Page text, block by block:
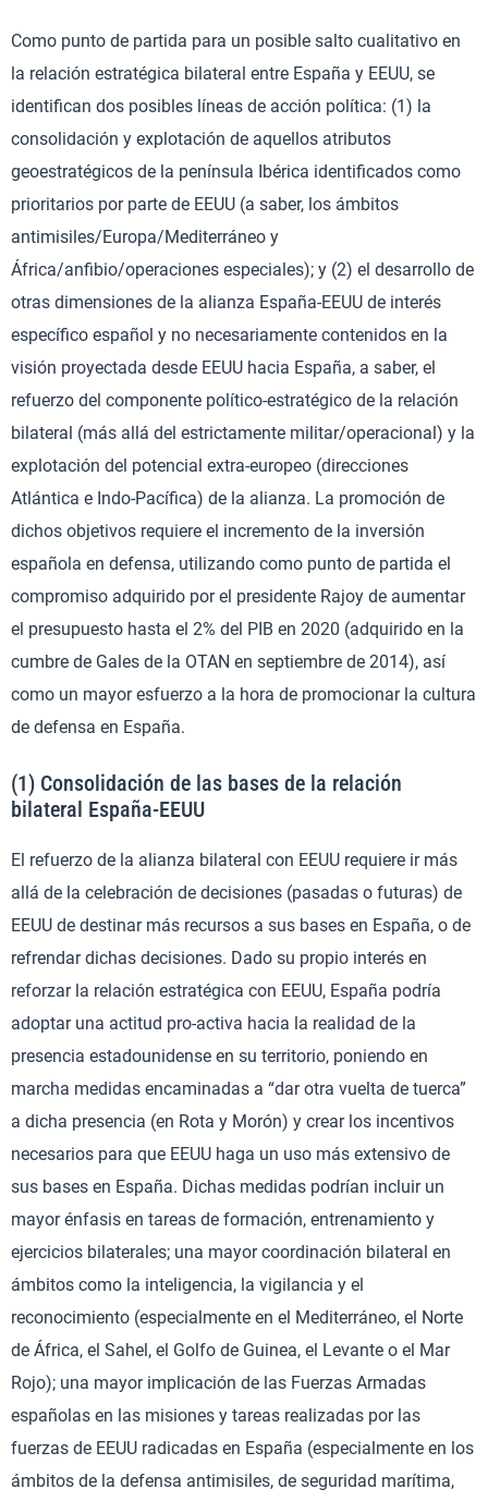
Como punto de partida para un posible salto cualitativo en
la relación estratégica bilateral entre España y EEUU, se
identifican dos posibles líneas de acción política: (1) la
consolidación y explotación de aquellos atributos
geoestratégicos de la península Ibérica identificados como
prioritarios por parte de EEUU (a saber, los ámbitos
antimisiles/Europa/Mediterráneo y
África/anfibio/operaciones especiales); y (2) el desarrollo de
otras dimensiones de la alianza España-EEUU de interés
específico español y no necesariamente contenidos en la
visión proyectada desde EEUU hacia España, a saber, el
refuerzo del componente político-estratégico de la relación
bilateral (más allá del estrictamente militar/operacional) y la
explotación del potencial extra-europeo (direcciones
Atlántica e Indo-Pacífica) de la alianza. La promoción de
dichos objetivos requiere el incremento de la inversión
española en defensa, utilizando como punto de partida el
compromiso adquirido por el presidente Rajoy de aumentar
el presupuesto hasta el 2% del PIB en 2020 (adquirido en la
cumbre de Gales de la OTAN en septiembre de 2014), así
como un mayor esfuerzo a la hora de promocionar la cultura
de defensa en España.
(1) Consolidación de las bases de la relación
bilateral España-EEUU
El refuerzo de la alianza bilateral con EEUU requiere ir más
allá de la celebración de decisiones (pasadas o futuras) de
EEUU de destinar más recursos a sus bases en España, o de
refrendar dichas decisiones. Dado su propio interés en
reforzar la relación estratégica con EEUU, España podría
adoptar una actitud pro-activa hacia la realidad de la
presencia estadounidense en su territorio, poniendo en
marcha medidas encaminadas a “dar otra vuelta de tuerca”
a dicha presencia (en Rota y Morón) y crear los incentivos
necesarios para que EEUU haga un uso más extensivo de
sus bases en España. Dichas medidas podrían incluir un
mayor énfasis en tareas de formación, entrenamiento y
ejercicios bilaterales; una mayor coordinación bilateral en
ámbitos como la inteligencia, la vigilancia y el
reconocimiento (especialmente en el Mediterráneo, el Norte
de África, el Sahel, el Golfo de Guinea, el Levante o el Mar
Rojo); una mayor implicación de las Fuerzas Armadas
españolas en las misiones y tareas realizadas por las
fuerzas de EEUU radicadas en España (especialmente en los
ámbitos de la defensa antimisiles, de seguridad marítima,